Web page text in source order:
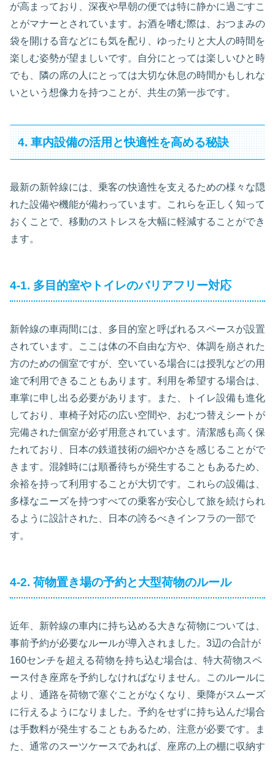
が高まっており、深夜や早朝の便では特に静かに過ごすこ
とがマナーとされています。お酒を嗜む際は、おつまみの
袋を開ける音などにも気を配り、ゆったりと大人の時間を
楽しむ姿勢が望ましいです。自分にとっては楽しいひと時
でも、隣の席の人にとっては大切な休息の時間かもしれな
いという想像力を持つことが、共生の第一歩です。
4. 車内設備の活用と快適性を高める秘訣
最新の新幹線には、乗客の快適性を支えるための様々な隠
れた設備や機能が備わっています。これらを正しく知って
おくことで、移動のストレスを大幅に軽減することができ
ます。
4-1. 多目的室やトイレのバリアフリー対応
新幹線の車両間には、多目的室と呼ばれるスペースが設置
されています。ここは体の不自由な方や、体調を崩された
方のための個室ですが、空いている場合には授乳などの用
途で利用できることもあります。利用を希望する場合は、
車掌に申し出る必要があります。また、トイレ設備も進化
しており、車椅子対応の広い空間や、おむつ替えシートが
完備された個室が必ず用意されています。清潔感も高く保
たれており、日本の鉄道技術の細やかさを感じることがで
きます。混雑時には順番待ちが発生することもあるため、
余裕を持って利用することが大切です。これらの設備は、
多様なニーズを持つすべての乗客が安心して旅を続けられ
るように設計された、日本の誇るべきインフラの一部で
す。
4-2. 荷物置き場の予約と大型荷物のルール
近年、新幹線の車内に持ち込める大きな荷物については、
事前予約が必要なルールが導入されました。3辺の合計が
160センチを超える荷物を持ち込む場合は、特大荷物スペ
ース付き座席を予約しなければなりません。このルールに
より、通路を荷物で塞ぐことがなくなり、乗降がスムーズ
に行えるようになりました。予約をせずに持ち込んだ場合
は手数料が発生することもあるため、注意が必要です。ま
た、通常のスーツケースであれば、座席の上の棚に収納す